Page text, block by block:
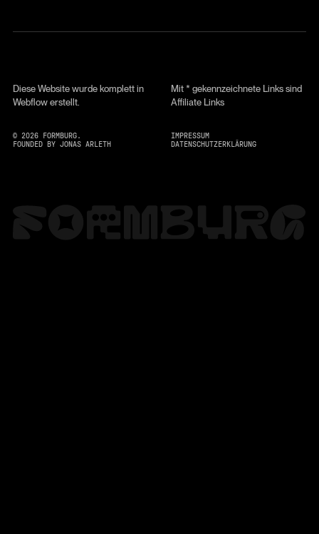
Diese Website wurde komplett in
Webflow erstellt.
Mit * gekennzeichnete Links sind
Affiliate Links
© 2026FORMBURG.
FOUNDED BY JONAS ARLETH
IMPRESSUM
DATENSCHUTZERKLÄRUNG